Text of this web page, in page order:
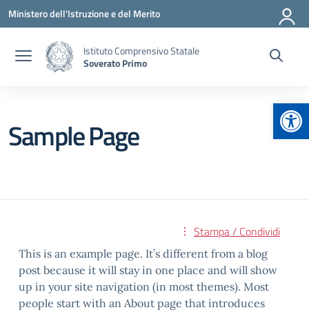
Vai ai contenuti
Vai al menu di navigazione
Vai al footer
Ministero dell'Istruzione e del Merito
Istituto Comprensivo Statale
Soverato Primo
Sample Page
Stampa / Condividi
This is an example page. It’s different from a blog
post because it will stay in one place and will show
up in your site navigation (in most themes). Most
people start with an About page that introduces